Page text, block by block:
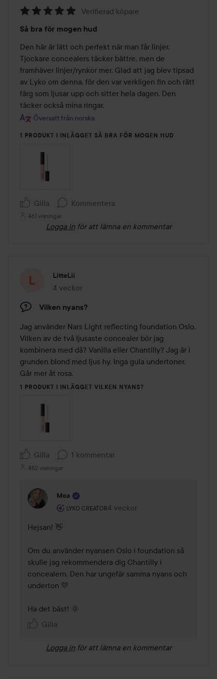
5
av
5
Verifierad köpare
Så bra för mogen hud
Den här är lätt och perfekt när man får linjer.
Tjockare concealers täcker bättre, men de
framhäver linjer/rynkor mer. Glad att jag blev tipsad
av Lyko om denna, för den var verkligen fin och rätt
färg som ljusar upp och sitter hela dagen. Den
täcker också mina ringar.
Översatt från norska
1 PRODUKT I INLÄGGET SÅ BRA FÖR MOGEN HUD
Gilla Kommentera
461 visningar
Logga in för att lämna en kommentar
LitteLii
4 veckor
Inlägget skapades 4 veckor
Vilken nyans?
Jag använder Nars Light reflecting foundation Oslo.
Vilken av de två ljusaste concealer bör jag
kombinera med då? Vanilla eller Chantilly? Jag är i
grunden blond med ljus hy. Inga gula undertoner.
Går mer åt rosa.
1 PRODUKT I INLÄGGET VILKEN NYANS?
Gilla 1 kommentar
462 visningar
Moa
LYKO CREATOR
Användarens roll: Lyko Creator.
4 veckor
Kommentaren lades 4 veckor
Hejsan! 👋
Om du använder nyansen Oslo i foundation så
skulle jag rekommendera dig Chantilly i
concealern. Den har ungefär samma nyans och
underton 💛
Ha det bäst! 🌞
Gilla
Logga in för att lämna en kommentar